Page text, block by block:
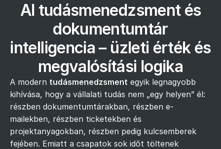
AI tudásmenedzsment és
dokumentumtár
intelligencia – üzleti érték és
megvalósítási logika
A modern tudásmenedzsment egyik legnagyobb
kihívása, hogy a vállalati tudás nem „egy helyen” él:
részben dokumentumtárakban, részben e-
mailekben, részben ticketekben és
projektanyagokban, részben pedig kulcsemberek
fejében. Emiatt a csapatok sok időt töltenek